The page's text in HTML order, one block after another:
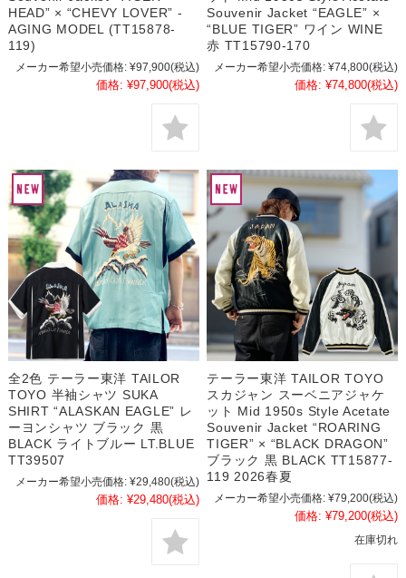
HEAD” × “CHEVY LOVER” -
AGING MODEL (TT15878-
119)
メーカー希望小売価格: ¥97,900(税込)
価格: ¥97,900(税込)
Souvenir Jacket “EAGLE” ×
“BLUE TIGER” ワイン WINE
赤 TT15790-170
メーカー希望小売価格: ¥74,800(税込)
価格: ¥74,800(税込)
全2色 テーラー東洋 TAILOR
TOYO 半袖シャツ SUKA
SHIRT “ALASKAN EAGLE” レ
ーヨンシャツ ブラック 黒
BLACK ライトブルー LT.BLUE
TT39507
メーカー希望小売価格: ¥29,480(税込)
価格: ¥29,480(税込)
テーラー東洋 TAILOR TOYO
スカジャン スーベニアジャケ
ット Mid 1950s Style Acetate
Souvenir Jacket “ROARING
TIGER” × “BLACK DRAGON”
ブラック 黒 BLACK TT15877-
119 2026春夏
メーカー希望小売価格: ¥79,200(税込)
価格: ¥79,200(税込)
在庫切れ